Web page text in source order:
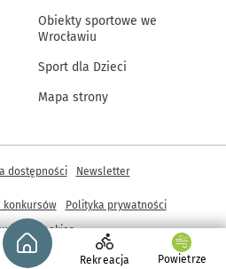
Strona główna - wroclaw.pl
Rekreacja Powietrze
Obiekty sportowe we
Wrocławiu
Sport dla Dzieci
Mapa strony
ARAW S.A., Gmina Wrocław
dostępności Newsletter
konkursów
Polityka prywatności
cookies